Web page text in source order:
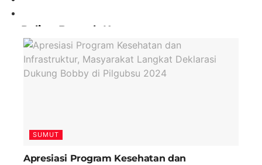
Paling Banyak Komentar
SUMUT
Apresiasi Program Kesehatan dan